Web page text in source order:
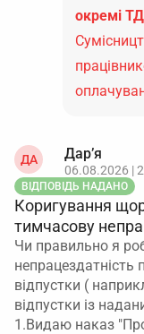
окремі
ДА Дар’я
06.08.2026 |
ВІДПОВІДЬ НАДАНО
Коригування
тимчасову
Чи правильно я
непрацездатність
відпустки (
відпустки із
1.Видаю наказ